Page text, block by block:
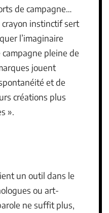
de campagne…
crayon instinctif sert
l’imaginaire
pleine de
jouent
et de
créations plus
».
un outil dans le
ou art-
ne suffit plus,